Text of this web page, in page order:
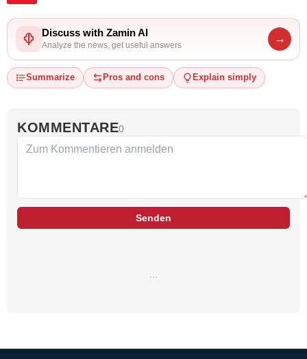
Discuss with Zamin AI
Analyze the news, get useful answers
→
Summarize Pros and cons Explain simply
KOMMENTARE0
Senden